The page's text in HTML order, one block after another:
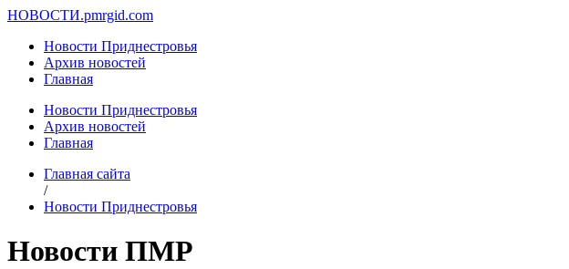
НОВОСТИ.pmrgid.com
Новости Приднестровья
Архив новостей
Главная
Новости Приднестровья
Архив новостей
Главная
Главная сайта
/
Новости Приднестровья
Новости ПМР